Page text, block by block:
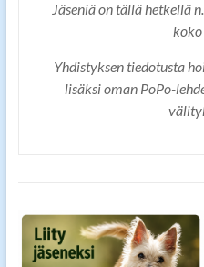
Jäseniä on tällä hetkellä
Yhdistyksen tiedotusta
lisäksi oman PoPo-